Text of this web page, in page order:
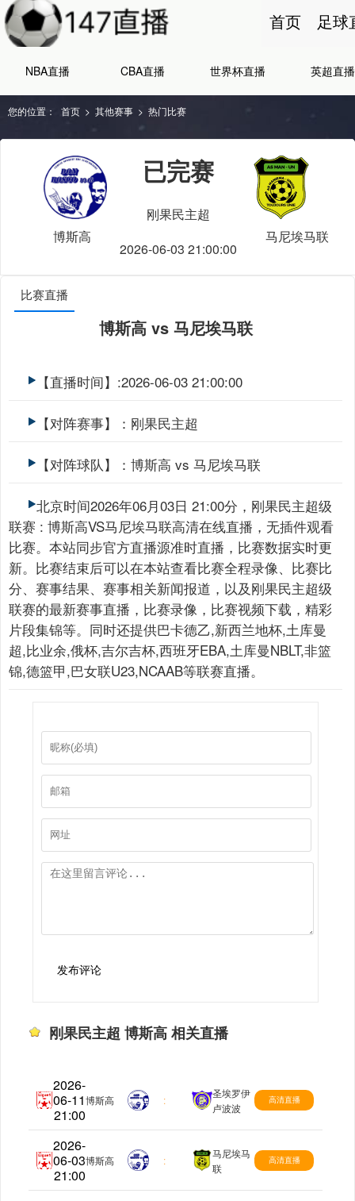
首页 足球
NBA直播 CBA直播 世界杯直播 英超直播
您的位置： 首页 > 其他赛事 > 热门比赛
博斯高
已完赛
刚果民主超
2026-06-03 21:00:00
马尼埃马联
比赛直播
博斯高 vs 马尼埃马联
【直播时间】:2026-06-03 21:00:00
【对阵赛事】：刚果民主超
【对阵球队】：博斯高 vs 马尼埃马联
北京时间2026年06月03日 21:00分，刚果民主超级
联赛 : 博斯高VS马尼埃马联高清在线直播，无插件观看
比赛。本站同步官方直播源准时直播，比赛数据实时更
新。比赛结束后可以在本站查看比赛全程录像、比赛比
分、赛事结果、赛事相关新闻报道，以及刚果民主超级
联赛的最新赛事直播，比赛录像，比赛视频下载，精彩
片段集锦等。同时还提供巴卡德乙,新西兰地杯,土库曼
超,比业余,俄杯,吉尔吉杯,西班牙EBA,土库曼NBLT,非篮
锦,德篮甲,巴女联U23,NCAAB等联赛直播。
发布评论
刚果民主超 博斯高 相关直播
2026-
06-11
21:00
刚果民主超
博斯高 :
圣埃罗伊
卢波波
高清直播
2026-
06-03
21:00
刚果民主超
博斯高 :
马尼埃马
联
高清直播